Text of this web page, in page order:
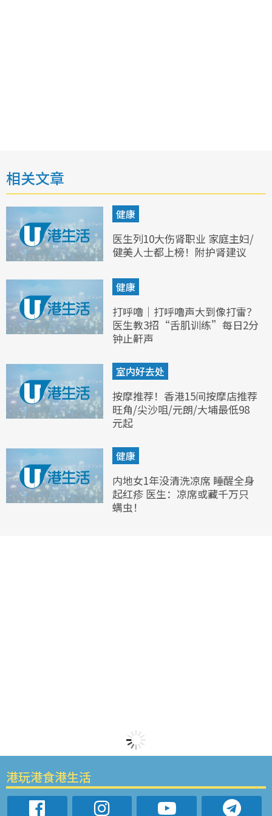
相关文章
健康
医生列10大伤肾职业 家庭主妇/
健美人士都上榜！附护肾建议
健康
打呼噜｜打呼噜声大到像打雷？
医生教3招“舌肌训练”每日2分
钟止鼾声
室内好去处
按摩推荐！香港15间按摩店推荐
旺角/尖沙咀/元朗/大埔最低98
元起
健康
内地女1年没清洗凉席 睡醒全身
起红疹 医生：凉席或藏千万只
螨虫！
港玩港食港生活